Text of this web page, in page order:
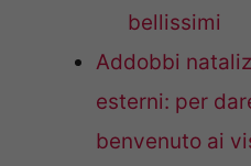
bellissimi
Addobbi
esterni: per
benvenuto ai